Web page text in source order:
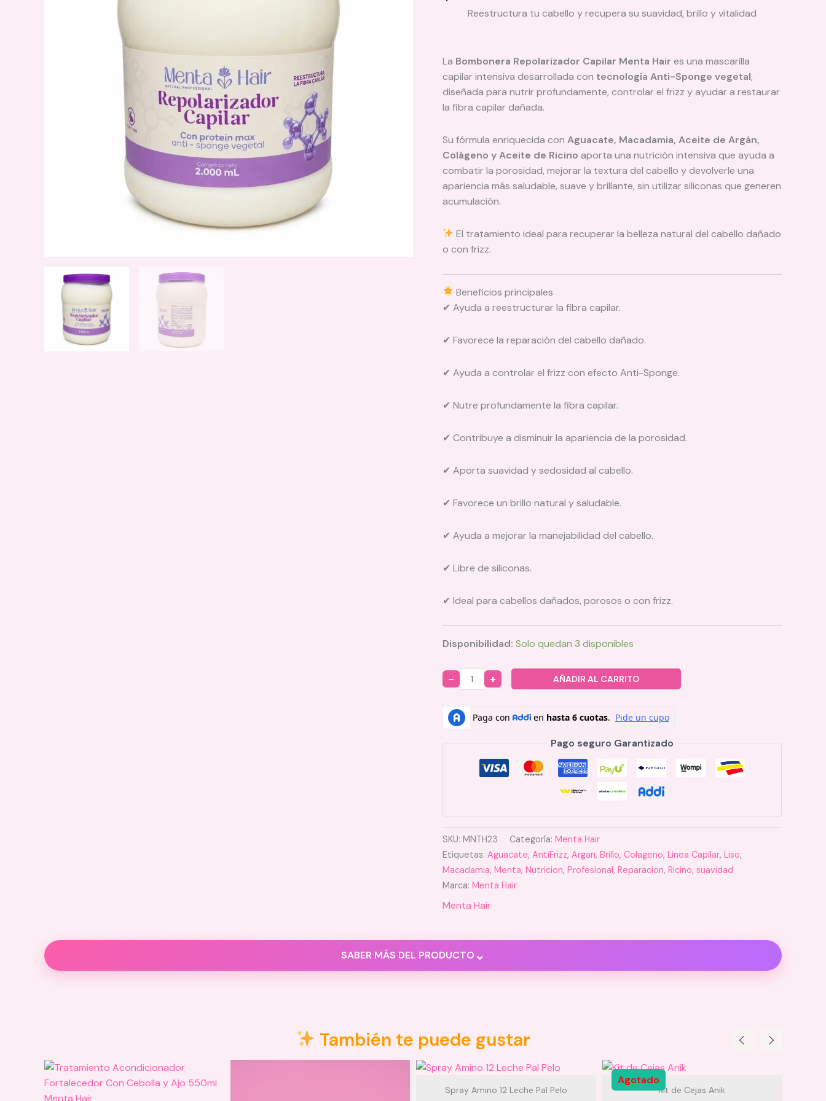
Reestructura tu cabello y recupera su suavidad, brillo y vitalidad
La Bombonera Repolarizador Capilar Menta Hair es una mascarilla
capilar intensiva desarrollada con tecnología Anti-Sponge vegetal,
diseñada para nutrir profundamente, controlar el frizz y ayudar a restaurar
la fibra capilar dañada.
Su fórmula enriquecida con Aguacate, Macadamia, Aceite de Argán,
Colágeno y Aceite de Ricino aporta una nutrición intensiva que ayuda a
combatir la porosidad, mejorar la textura del cabello y devolverle una
apariencia más saludable, suave y brillante, sin utilizar siliconas que generen
acumulación.
El tratamiento ideal para recuperar la belleza natural del cabello dañado
o con frizz.
Beneficios principales
✔ Ayuda a reestructurar la fibra capilar.
✔ Favorece la reparación del cabello dañado.
✔ Ayuda a controlar el frizz con efecto Anti-Sponge.
✔ Nutre profundamente la fibra capilar.
✔ Contribuye a disminuir la apariencia de la porosidad.
✔ Aporta suavidad y sedosidad al cabello.
✔ Favorece un brillo natural y saludable.
✔ Ayuda a mejorar la manejabilidad del cabello.
✔ Libre de siliconas.
✔ Ideal para cabellos dañados, porosos o con frizz.
Disponibilidad: Solo quedan 3 disponibles
Quantity
AÑADIR AL CARRITO
Pago seguro Garantizado
SKU: MNTH23 Categoría: Menta Hair
Etiquetas: Aguacate, AntiFrizz, Argan, Brillo, Colageno, Linea Capilar, Liso,
Macadamia, Menta, Nutricion, Profesional, Reparacion, Ricino, suavidad
Marca: Menta Hair
Menta Hair
SABER MÁS DEL PRODUCTO ⌄
También te puede gustar
Spray Amino 12 Leche Pal Pelo
Agotado
Kit de Cejas Anik